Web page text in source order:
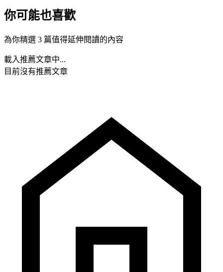
你可能也喜歡
為你精選 3 篇值得延伸閱讀的內容
載入推薦文章中...
目前沒有推薦文章